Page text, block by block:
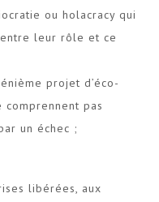
ou holacracy qui
leur rôle et ce
projet d’éco-
pas
un échec ;
libérées, aux